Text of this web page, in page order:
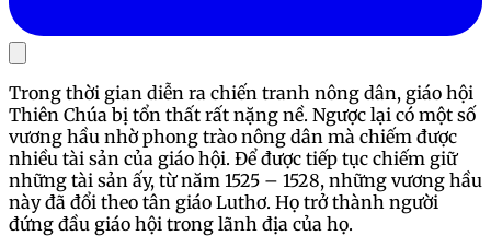
Trong thời gian diễn ra chiến tranh nông dân, giáo hội
Thiên Chúa bị tổn thất rất nặng nề. Ngược lại có một số
vương hầu nhờ phong trào nông dân mà chiếm được
nhiều tài sản của giáo hội. Để được tiếp tục chiếm giữ
những tài sản ấy, từ năm 1525 – 1528, những vương hầu
này đã đổi theo tân giáo Luthơ. Họ trở thành người
đứng đầu giáo hội trong lãnh địa của họ.